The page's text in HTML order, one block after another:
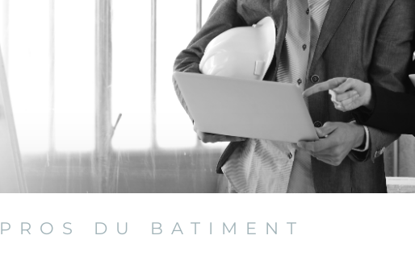
PROS DU BATIMENT